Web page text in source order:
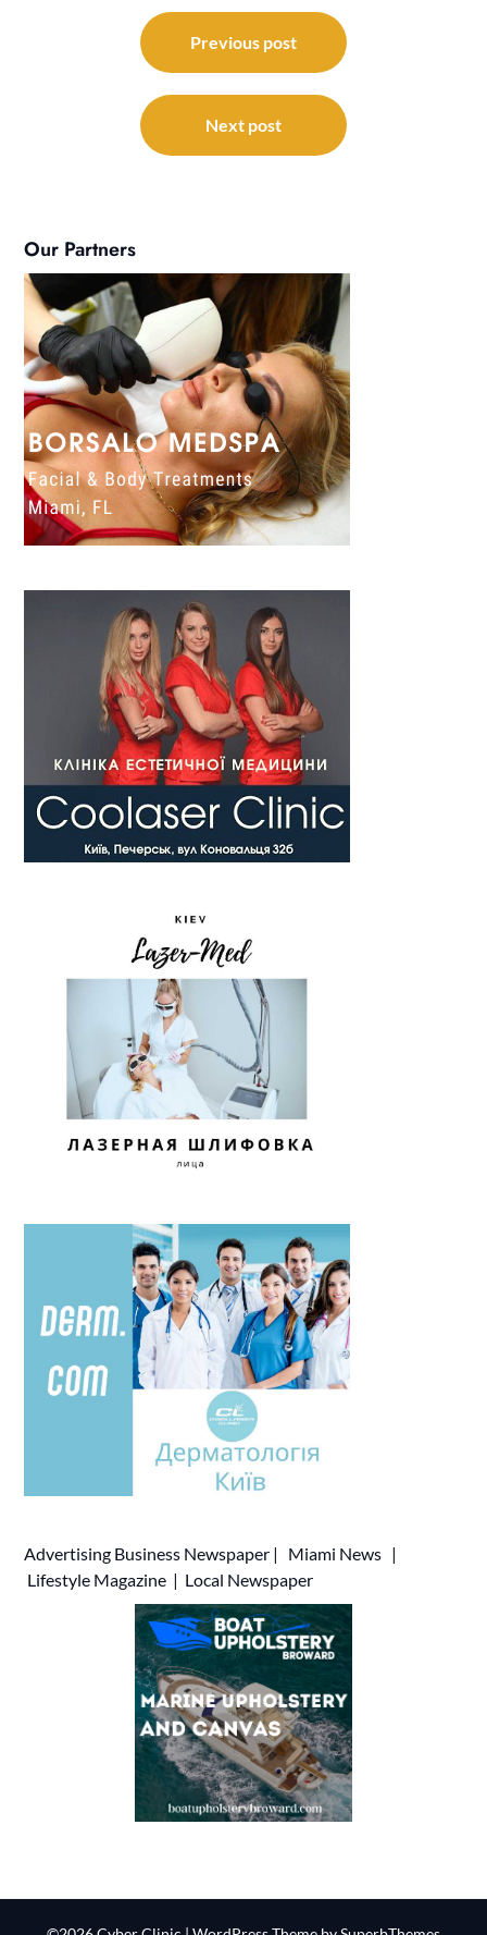
navigation
Previous post
Next post
Our Partners
Advertising Business Newspaper | Miami News |
Lifestyle Magazine | Local Newspaper